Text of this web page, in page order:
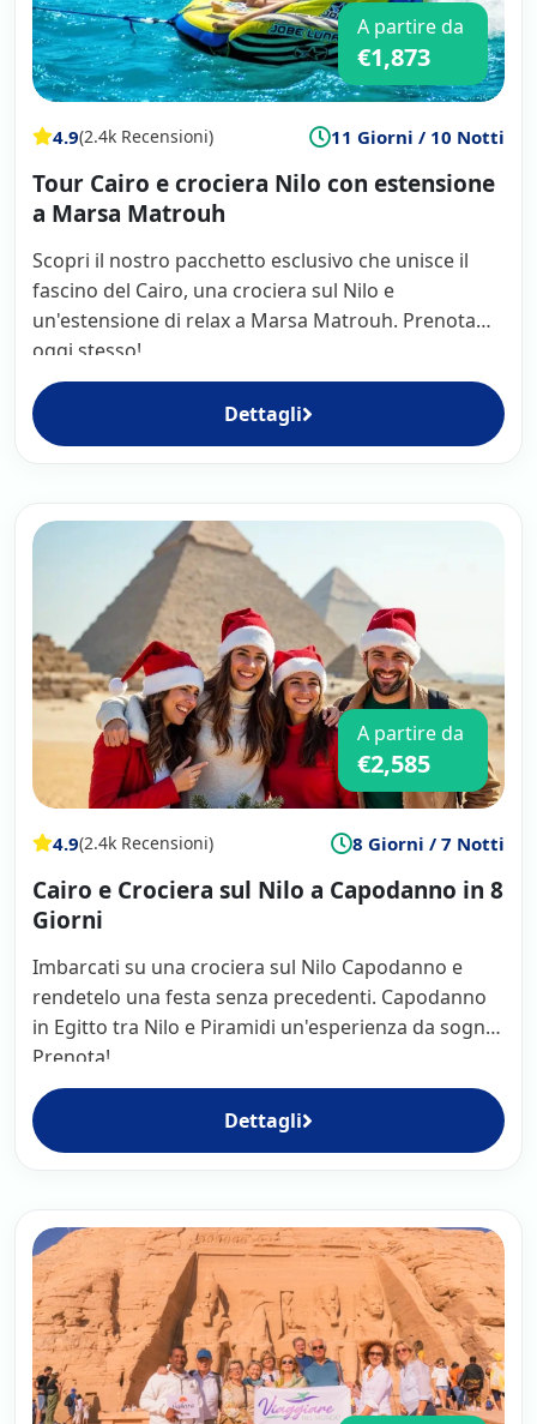
A partire da
€1,873
4.9(2.4k Recensioni) 11 Giorni / 10 Notti
Tour Cairo e crociera Nilo con estensione
a Marsa Matrouh
Scopri il nostro pacchetto esclusivo che unisce il
fascino del Cairo, una crociera sul Nilo e
un'estensione di relax a Marsa Matrouh. Prenota
oggi stesso!
Dettagli
A partire da
€2,585
4.9(2.4k Recensioni) 8 Giorni / 7 Notti
Cairo e Crociera sul Nilo a Capodanno in 8
Giorni
Imbarcati su una crociera sul Nilo Capodanno e
rendetelo una festa senza precedenti. Capodanno
in Egitto tra Nilo e Piramidi un'esperienza da sogno.
Prenota!
Dettagli